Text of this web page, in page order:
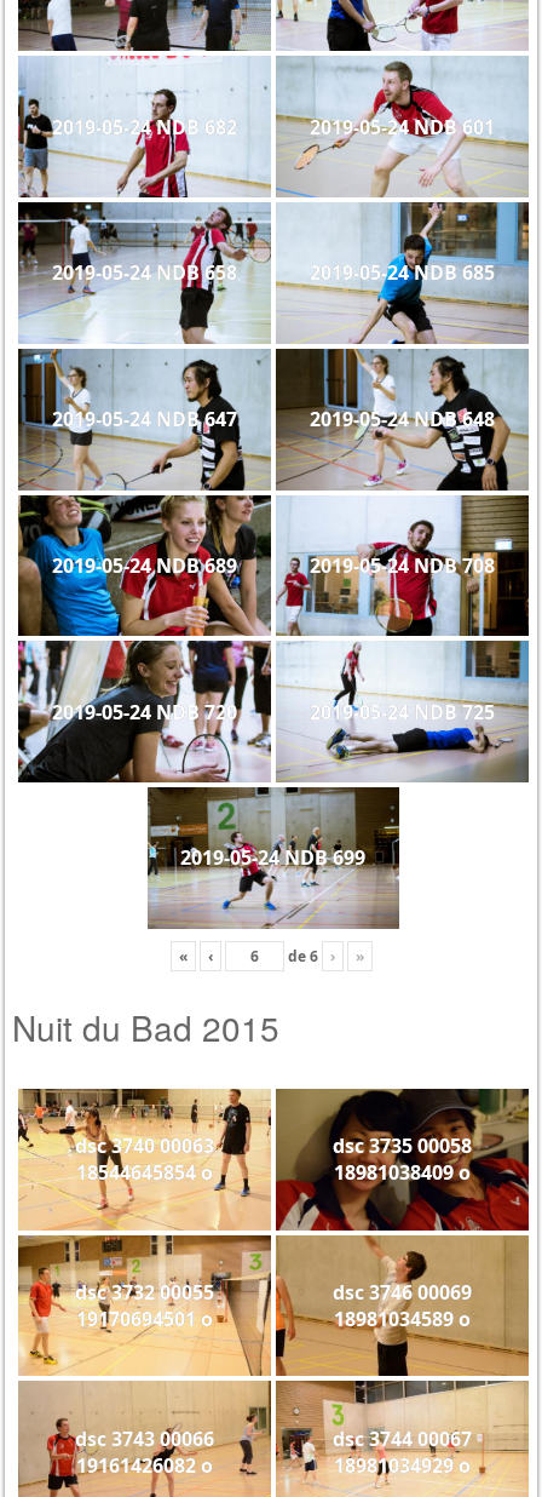
2019-05-24 NDB 682 2019-05-24 NDB 601
2019-05-24 NDB 658 2019-05-24 NDB 685
2019-05-24 NDB 647 2019-05-24 NDB 648
2019-05-24 NDB 689 2019-05-24 NDB 708
2019-05-24 NDB 720 2019-05-24 NDB 725
2019-05-24 NDB 699
« ‹ de6 › »
Nuit du Bad 2015
dsc 3740 00063
18544645854 o
dsc 3735 00058
18981038409 o
dsc 3732 00055
19170694501 o
dsc 3746 00069
18981034589 o
dsc 3743 00066
19161426082 o
dsc 3744 00067
18981034929 o